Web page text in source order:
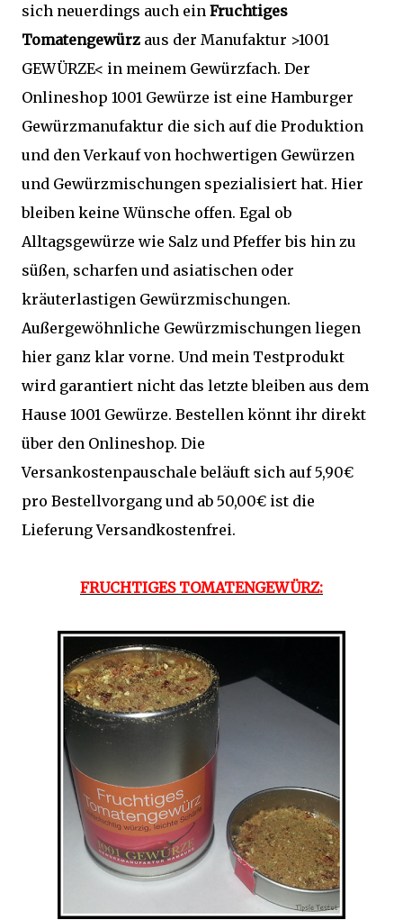
sich neuerdings auch ein Fruchtiges
Tomatengewürz aus der Manufaktur >1001
GEWÜRZE< in meinem Gewürzfach. Der
Onlineshop 1001 Gewürze ist eine Hamburger
Gewürzmanufaktur die sich auf die Produktion
und den Verkauf von hochwertigen Gewürzen
und Gewürzmischungen spezialisiert hat. Hier
bleiben keine Wünsche offen. Egal ob
Alltagsgewürze wie Salz und Pfeffer bis hin zu
süßen, scharfen und asiatischen oder
kräuterlastigen Gewürzmischungen.
Außergewöhnliche Gewürzmischungen liegen
hier ganz klar vorne. Und mein Testprodukt
wird garantiert nicht das letzte bleiben aus dem
Hause 1001 Gewürze. Bestellen könnt ihr direkt
über den Onlineshop. Die
Versankostenpauschale beläuft sich auf 5,90€
pro Bestellvorgang und ab 50,00€ ist die
Lieferung Versandkostenfrei.
FRUCHTIGES TOMATENGEWÜRZ: